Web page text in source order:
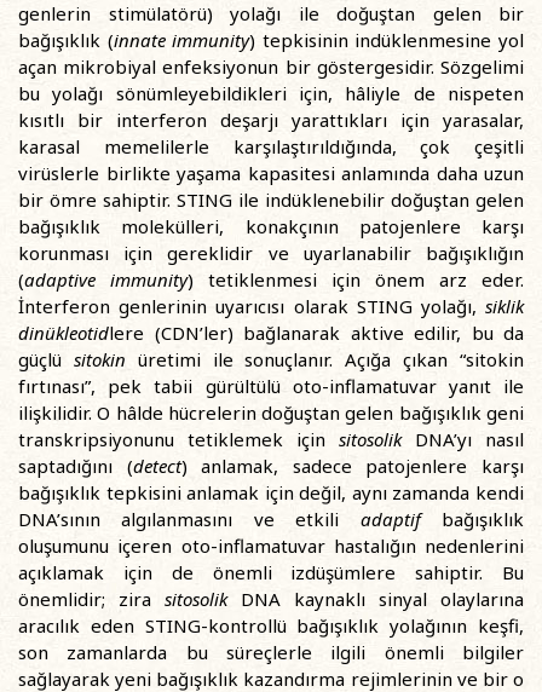
genlerin stimülatörü) yolağı ile doğuştan gelen bir
bağışıklık (innate immunity) tepkisinin indüklenmesine yol
açan mikrobiyal enfeksiyonun bir göstergesidir. Sözgelimi
bu yolağı sönümleyebildikleri için, hâliyle de nispeten
kısıtlı bir interferon deşarjı yarattıkları için yarasalar,
karasal memelilerle karşılaştırıldığında, çok çeşitli
virüslerle birlikte yaşama kapasitesi anlamında daha uzun
bir ömre sahiptir. STING ile indüklenebilir doğuştan gelen
bağışıklık molekülleri, konakçının patojenlere karşı
korunması için gereklidir ve uyarlanabilir bağışıklığın
(adaptive immunity) tetiklenmesi için önem arz eder.
İnterferon genlerinin uyarıcısı olarak STING yolağı, siklik
dinükleotidlere (CDN’ler) bağlanarak aktive edilir, bu da
güçlü sitokin üretimi ile sonuçlanır. Açığa çıkan “sitokin
fırtınası”, pek tabii gürültülü oto-inflamatuvar yanıt ile
ilişkilidir. O hâlde hücrelerin doğuştan gelen bağışıklık geni
transkripsiyonunu tetiklemek için sitosolikDNA’yı nasıl
saptadığını (detect) anlamak, sadece patojenlere karşı
bağışıklık tepkisini anlamak için değil, aynı zamanda kendi
DNA’sının algılanmasını ve etkili adaptifbağışıklık
oluşumunu içeren oto-inflamatuvar hastalığın nedenlerini
açıklamak için de önemli izdüşümlere sahiptir. Bu
önemlidir; zira sitosolikDNA kaynaklı sinyal olaylarına
aracılık eden STING-kontrollü bağışıklık yolağının keşfi,
son zamanlarda bu süreçlerle ilgili önemli bilgiler
sağlayarak yeni bağışıklık kazandırma rejimlerinin ve bir o